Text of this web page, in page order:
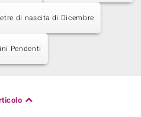
di nascita di Dicembre
Pendenti